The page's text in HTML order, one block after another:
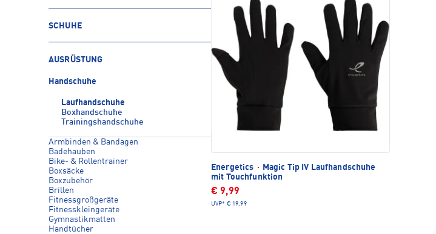
SCHUHE
AUSRÜSTUNG
Handschuhe
Laufhandschuhe
Boxhandschuhe
Trainingshandschuhe
Armbinden & Bandagen
Badehauben
Bike- & Rollentrainer
Boxsäcke
Boxzubehör
Brillen
Fitnessgroßgeräte
Fitnesskleingeräte
Gymnastikmatten
Handtücher
Energetics ·
Magic Tip IV Laufhandschuhe
mit Touchfunktion
€ 9,99
UVP* € 19,99